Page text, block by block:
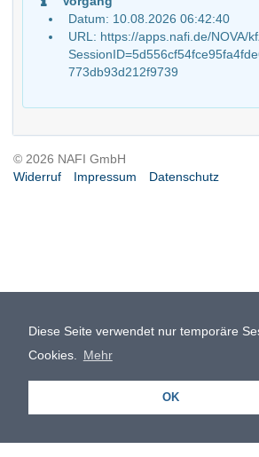
Diese Seite verwendet nur temporäre
Cookies.
Mehr
OK
Datum: 10.08.2026 06:42:40
URL: https://apps.nafi.de/NOVA/
773db93d212f9739
© 2026 NAFI GmbH
Widerruf
Impressum Datenschutz